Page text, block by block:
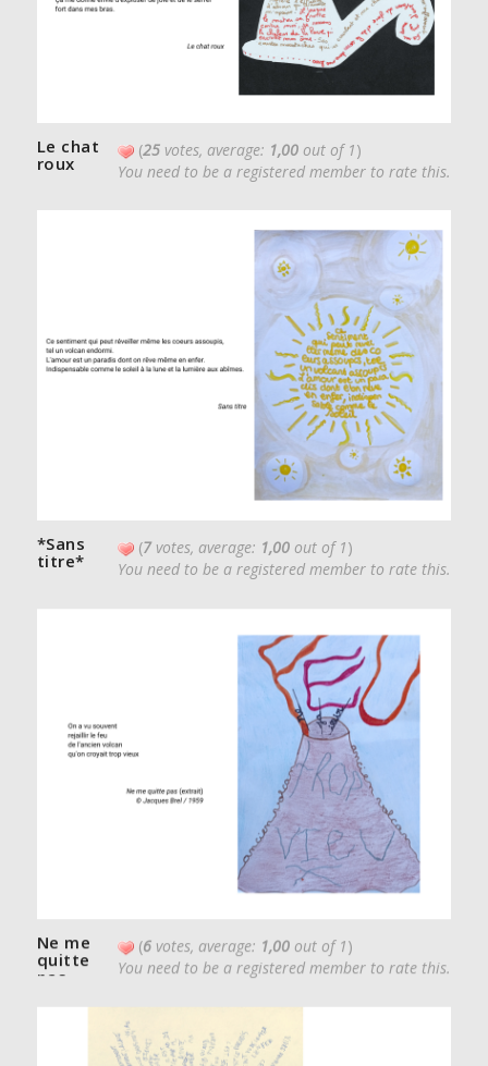
(25 votes, average: 1,00 out of 1)
You need to be a registered member to rate this.
Le chat
roux
(7 votes, average: 1,00 out of 1)
You need to be a registered member to rate this.
*Sans
titre*
(6 votes, average: 1,00 out of 1)
You need to be a registered member to rate this.
Ne me
quitte
pas